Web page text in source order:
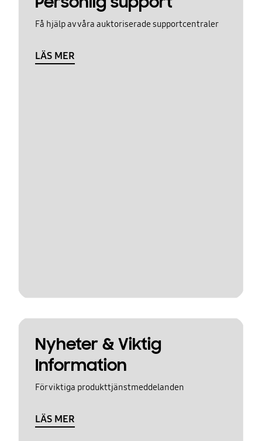
Få hjälp av våra auktoriserade supportcentraler
LÄS MER
Nyheter & Viktig
Information
För viktiga produkttjänstmeddelanden
LÄS MER